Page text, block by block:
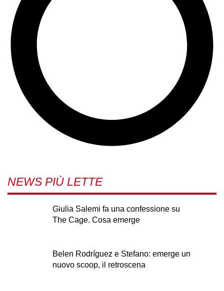
NEWS PIÙ LETTE
Giulia Salemi fa una confessione su
The Cage. Cosa emerge
Belen Rodríguez e Stefano: emerge un
nuovo scoop, il retroscena